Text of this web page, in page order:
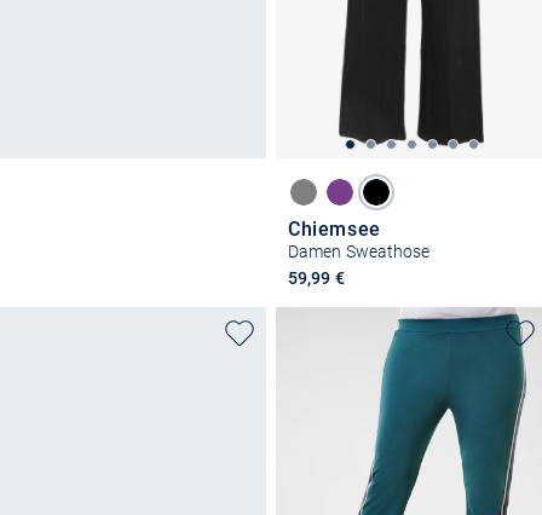
Chiemsee
Damen Sweathose
59,99 €